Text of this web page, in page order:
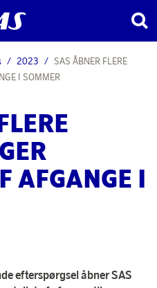
2023
SAS ÅBNER FLERE
I SOMMER
AFGANGE I
efterspørgsel åbner SAS